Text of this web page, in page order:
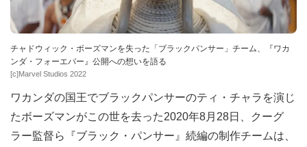
チャドウィック・ボーズマンを失った「ブラックパンサー」チーム、『ワカ
ンダ・フォーエバー』公開への想いを語る
[c]Marvel Studios 2022
ワカンダの国王でブラックパンサーのティ・チャラを演じ
たボーズマンがこの世を去った2020年8月28日、クーグ
ラー監督ら『ブラック・パンサー』続編の制作チームは、